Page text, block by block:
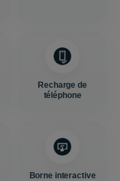
Recharge de
téléphone
Borne interactive